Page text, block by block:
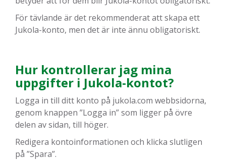
För tävlande är det rekommenderat att skapa ett
Jukola-konto, men det är inte ännu obligatoriskt.
Hur kontrollerar jag mina
uppgifter i Jukola-kontot?
Logga in till ditt konto på jukola.com webbsidorna,
genom knappen ”Logga in” som ligger på övre
delen av sidan, till höger.
Redigera kontoinformationen och klicka slutligen
på ”Spara”.